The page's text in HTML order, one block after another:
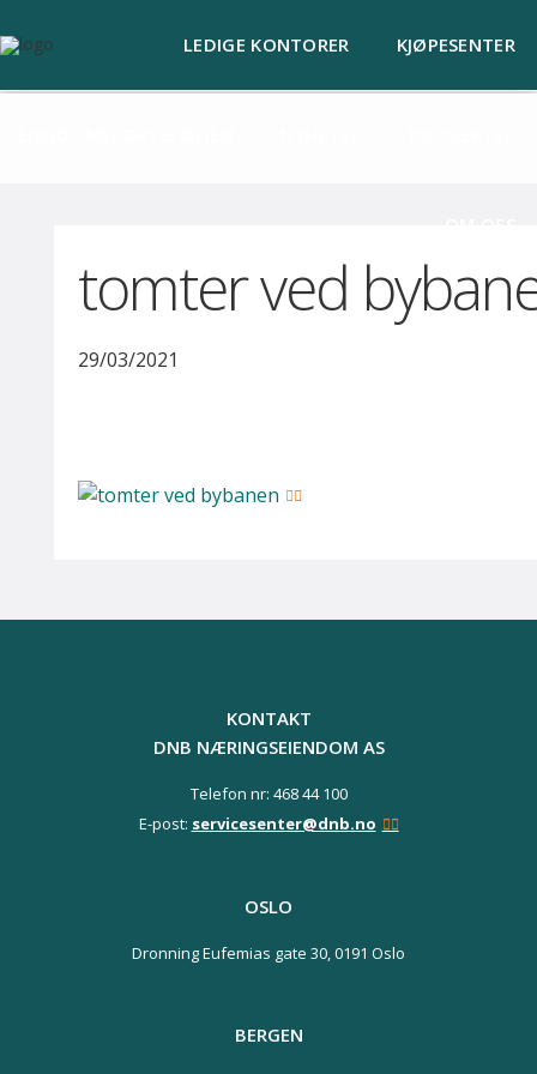
Lagre nettstedet på
startskjermen Lagre x
LEDIGE KONTORER KJØPESENTER
tomter ved
29/03/2021
KONTAKT
DNB NÆRINGSEIENDOM AS
Telefon nr: 468 44 100
E-post: servicesenter@dnb.no
OSLO
Dronning Eufemias gate 30,0191 Oslo
BERGEN